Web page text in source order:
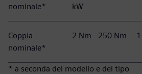
nominale*
kW
Coppia
nominale*
2 Nm - 250 Nm
* a seconda del modello e del tipo